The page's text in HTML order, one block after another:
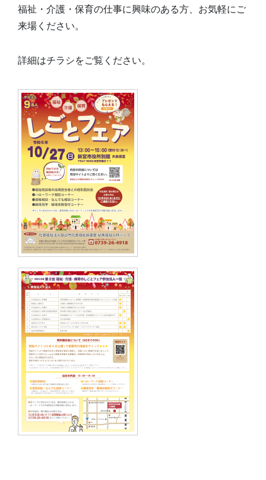
福祉・介護・保育の仕事に興味のある方、お気軽にご
来場ください。
詳細はチラシをご覧ください。